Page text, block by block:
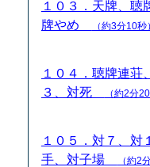
１０３．天牌、聴
牌やめ
（約3分10秒）
１０４．聴牌連荘
３、対死
（約2分20
１０５．対７、対
手、対子場
（約2